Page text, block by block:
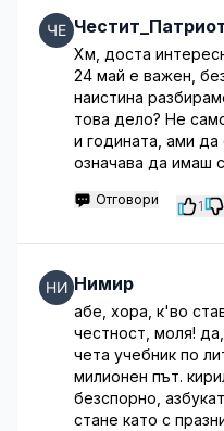
Хм, доста
24 май е важен,
наистина
това дело? Не
и годината, ами
означава да имаш
Отговори 1
Нимир
абе, хора, к'во
честност, моля!
чета учебник по
милионен път.
безспорно,
стане като с